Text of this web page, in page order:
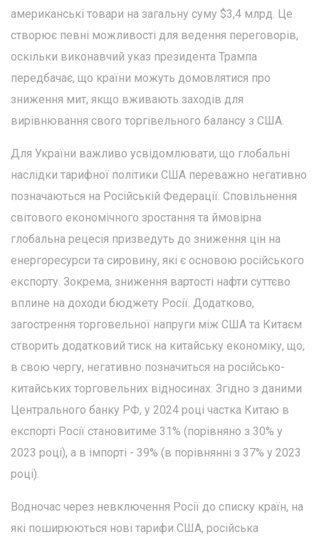
американські товари на загальну суму $3,4 млрд. Це
створює певні можливості для ведення переговорів,
оскільки виконавчий указ президента Трампа
передбачає, що країни можуть домовлятися про
зниження мит, якщо вживають заходів для
вирівнювання свого торгівельного балансу з США.
Для України важливо усвідомлювати, що глобальні
наслідки тарифної політики США переважно негативно
позначаються на Російській Федерації. Сповільнення
світового економічного зростання та ймовірна
глобальна рецесія призведуть до зниження цін на
енергоресурси та сировину, які є основою російського
експорту. Зокрема, зниження вартості нафти суттєво
вплине на доходи бюджету Росії. Додатково,
загострення торговельної напруги між США та Китаєм
створить додатковий тиск на китайську економіку, що,
в свою чергу, негативно позначиться на російсько-
китайських торговельних відносинах. Згідно з даними
Центрального банку РФ, у 2024 році частка Китаю в
експорті Росії становитиме 31% (порівняно з 30% у
2023 році), а в імпорті - 39% (в порівнянні з 37% у 2023
році).
Водночас через невключення Росії до списку країн, на
які поширюються нові тарифи США, російська